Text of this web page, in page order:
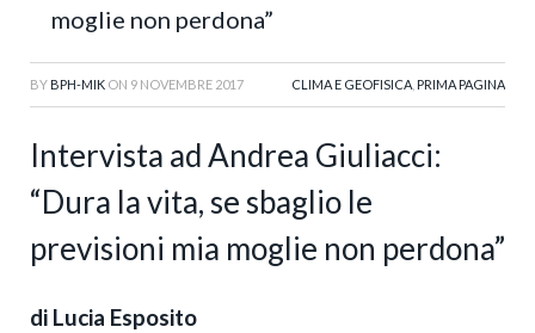
moglie non perdona”
BY BPH-MIK ON 9 NOVEMBRE 2017 CLIMA E GEOFISICA PRIMA PAGINA
Intervista ad Andrea Giuliacci:
“Dura la vita, se sbaglio le
previsioni mia moglie non perdona”
di Lucia Esposito